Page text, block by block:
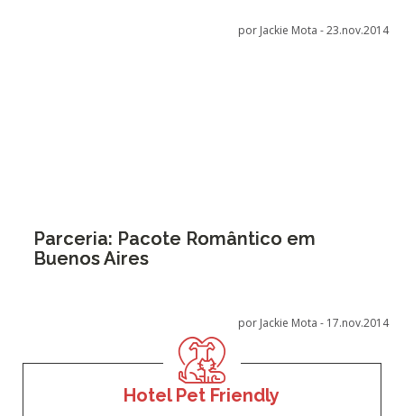
por Jackie Mota -23.nov.2014
Parceria: Pacote Romântico em
Buenos Aires
por Jackie Mota - 17.nov.2014
Hotel Pet Friendly